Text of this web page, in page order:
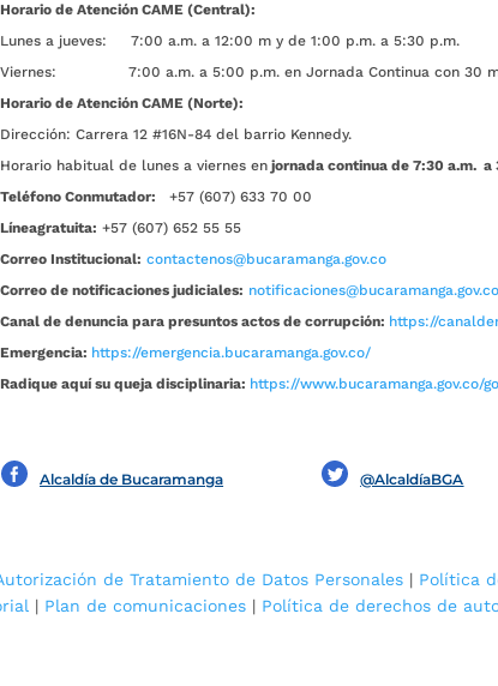
Horario de Atención CAME (Central):
Lunes a jueves: 7:00 a.m. a 12:00 m y de 1:00 p.m. a 5:30 p.m.
Viernes: 7:00 a.m. a 5:00 p.m. en Jornada Continua con 30
Horario de Atención CAME (Norte):
Dirección: Carrera 12 #16N-84 del barrio Kennedy.
Horario habitual de lunes a viernes en jornada continua de 7:30 a.m. a
Teléfono Conmutador:
+57 (607) 633 70 00
Líneagratuita: +57 (607) 652 55 55
Correo Institucional: contactenos@bucaramanga.gov.co
Correo de notificaciones judiciales: notificaciones@bucaramanga.gov.co
Canal de denuncia para presuntos actos de corrupción: https://
Emergencia: https://emergencia.bucaramanga.gov.co/
Radique aquí su queja disciplinaria: https://
Alcaldía de Bucaramanga @AlcaldíaBGA
de Tratamiento de Datos Personales | Política
| Plan de comunicaciones | Política de derechos de